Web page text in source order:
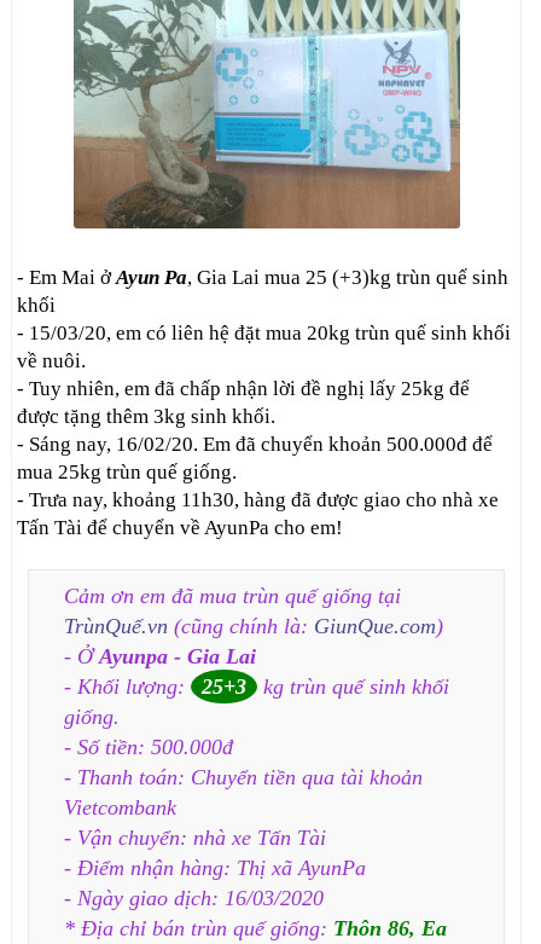
- Em Mai ởAyun Pa, Gia Lai mua 25 (+3)kg trùn quế sinh
khối
- 15/03/20, em có liên hệ đặt mua 20kg trùn quế sinh khối
về nuôi.
- Tuy nhiên, em đã chấp nhận lời đề nghị lấy 25kg để
được tặng thêm 3kg sinh khối.
- Sáng nay, 16/02/20. Em đã chuyển khoản 500.000đ để
mua 25kg trùn quế giống.
- Trưa nay, khoảng 11h30, hàng đã được giao cho nhà xe
Tấn Tài để chuyển về AyunPa cho em!
Cảm ơn em đã mua trùn quế giống tại
TrùnQuế.vn (cũng chính là: GiunQue.com)
- ỞAyunpa - Gia Lai
- Khối lượng: 25+3
kg trùn quế sinh khối
giống.
- Số tiền: 500.000đ
- Thanh toán: Chuyển tiền qua tài khoản
Vietcombank
- Vận chuyển: nhà xe Tấn Tài
- Điểm nhận hàng: Thị xã AyunPa
- Ngày giao dịch: 16/03/2020
* Địa chỉ bán trùn quế giống: Thôn 86, Ea